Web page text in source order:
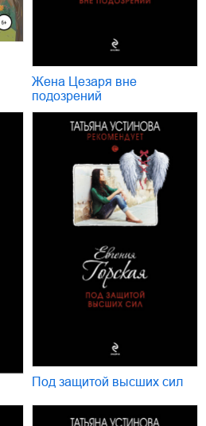
Жена Цезаря вне
подозрений
Под защитой высших сил